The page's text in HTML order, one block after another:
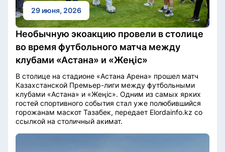
29 июня, 2026
Необычную экоакцию провели в столице
во время футбольного матча между
клубами «Астана» и «Жеңіс»
В столице на стадионе «Астана Арена» прошел матч
Казахстанской Премьер-лиги между футбольными
клубами «Астана» и «Жеңіс». Одним из самых ярких
гостей спортивного события стал уже полюбившийся
горожанам маскот Тазабек, передает Elordainfo.kz со
ссылкой на столичный акимат.